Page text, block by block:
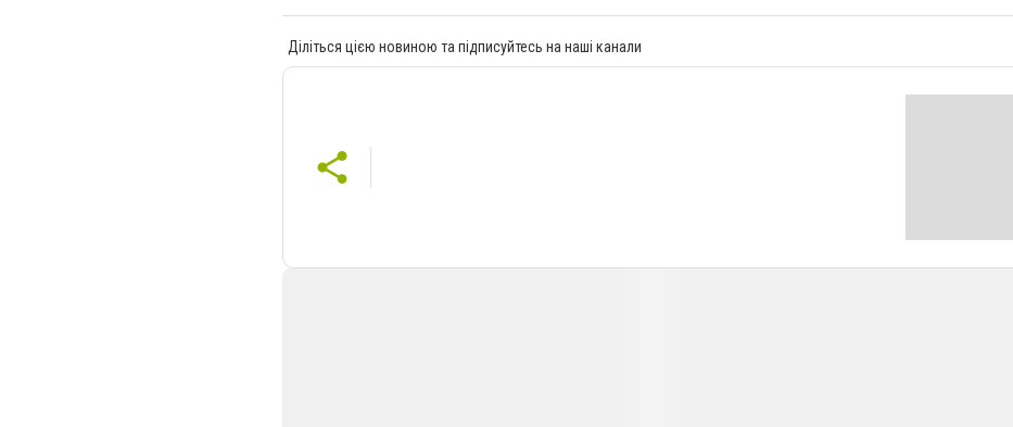
Діліться цією новиною та підписуйтесь на наші канали